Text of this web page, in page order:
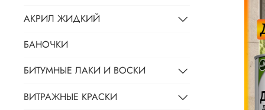
АКРИЛ ЖИДКИЙ
БАНОЧКИ
БИТУМНЫЕ ЛАКИ И ВОСКИ
ВИТРАЖНЫЕ КРАСКИ